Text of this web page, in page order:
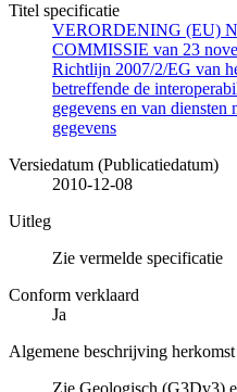
Titel specificatie
VERORDENING (EU)
COMMISSIE van 23
Richtlijn 2007/2/EG van
betreffende de
gegevens en van
gegevens
Versiedatum (Publicatiedatum)
2010-12-08
Uitleg
Zie vermelde specificatie
Conform verklaard
Ja
Algemene beschrijving herkomst
Zie Geologisch (G3Dv3)